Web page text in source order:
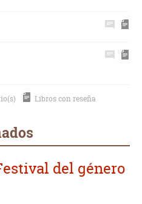
Libros con reseña
del género